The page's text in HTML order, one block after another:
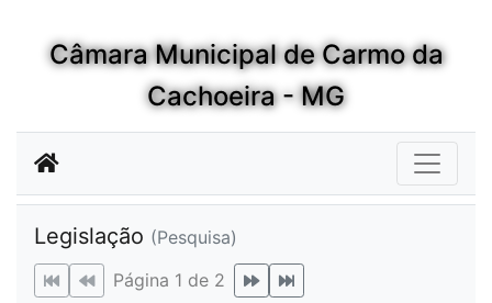
Câmara Municipal de Carmo da
Cachoeira - MG
Legislação (Pesquisa)
Página 1 de 2